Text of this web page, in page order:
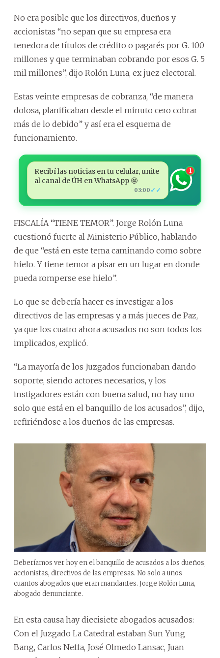
No era posible que los directivos, dueños y
accionistas “no sepan que su empresa era
tenedora de títulos de crédito o pagarés por G. 100
millones y que terminaban cobrando por esos G. 5
mil millones”, dijo Rolón Luna, ex juez electoral.
Estas veinte empresas de cobranza, “de manera
dolosa, planificaban desde el minuto cero cobrar
más de lo debido” y así era el esquema de
funcionamiento.
Recibí las noticias en tu celular, unite
al canal de ÚH en WhatsApp 🤩
03:00 ✓✓
1
FISCALÍA “TIENE TEMOR”. Jorge Rolón Luna
cuestionó fuerte al Ministerio Público, hablando
de que “está en este tema caminando como sobre
hielo. Y tiene temor a pisar en un lugar en donde
pueda romperse ese hielo”.
Lo que se debería hacer es investigar a los
directivos de las empresas y a más jueces de Paz,
ya que los cuatro ahora acusados no son todos los
implicados, explicó.
“La mayoría de los Juzgados funcionaban dando
soporte, siendo actores necesarios, y los
instigadores están con buena salud, no hay uno
solo que está en el banquillo de los acusados”, dijo,
refiriéndose a los dueños de las empresas.
Deberíamos ver hoy en el banquillo de acusados a los dueños,
accionistas, directivos de las empresas. No solo a unos
cuantos abogados que eran mandantes. Jorge Rolón Luna,
abogado denunciante.
En esta causa hay diecisiete abogados acusados:
Con el Juzgado La Catedral estaban Sun Yung
Bang, Carlos Neffa, José Olmedo Lansac, Juan